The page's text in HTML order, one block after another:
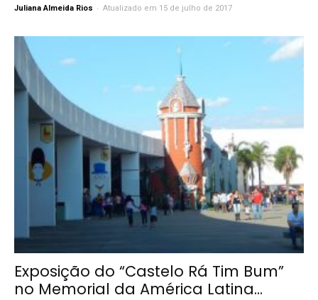
Juliana Almeida Rios - Atualizado em 15 de julho de 2017
Exposição do “Castelo Rá Tim Bum”
no Memorial da América Latina...